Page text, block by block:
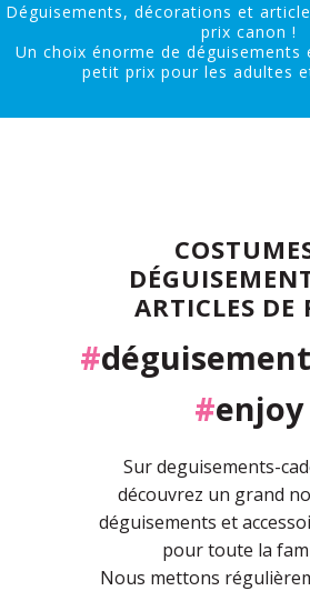
Déguisements, décorations et
prix canon !
Un choix énorme de
petit prix pour les adultes
ARTICLES DE
#déguisement
#enjoy
Sur deguisements-
découvrez un grand
déguisements et
pour toute la
Nous mettons